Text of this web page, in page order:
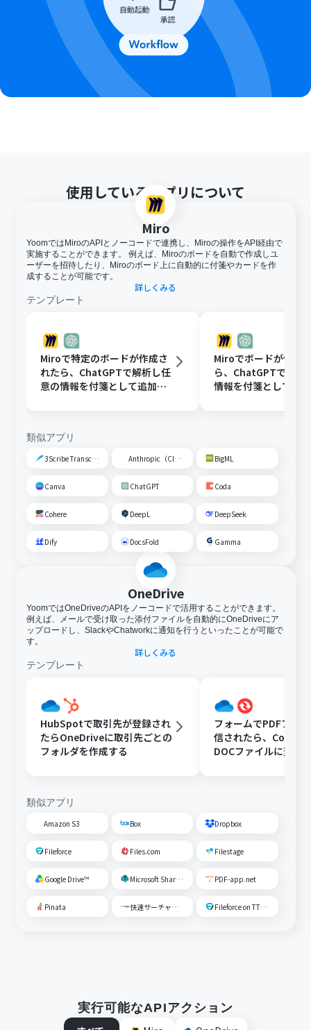
使用しているアプリについて
Miro
YoomではMiroのAPIとノーコードで連携し、Miroの操作をAPI経由で
実施することができます。 例えば、Miroのボードを自動で作成しユ
ーザーを招待したり、Miroのボード上に自動的に付箋やカードを作
成することが可能です。
詳しくみる
テンプレート
Miroで特定のボードが作成さ
れたら、ChatGPTで解析し任
意の情報を付箋として追加す
Miroでボードが作成
ら、ChatGPTで解析
情報を付箋として追
類似アプリ
3Scribe Transcription Anthropic（Claude） BigML
Canva ChatGPT Coda
Cohere DeepL DeepSeek
Dify DocsFold Gamma
OneDrive
YoomではOneDriveのAPIをノーコードで活用することができます。
例えば、メールで受け取った添付ファイルを自動的にOneDriveにア
ップロードし、SlackやChatworkに通知を行うといったことが可能で
す。
詳しくみる
テンプレート
HubSpotで取引先が登録され
たらOneDriveに取引先ごとの
フォルダを作成する
フォームでPDFファ
信されたら、
DOCファイルに変換
類似アプリ
Amazon S3 Box Dropbox
Fileforce Files.com Filestage
Google Drive™ Microsoft SharePoint PDF-app.net
Pinata 快速サーチャーGX Fileforce on TTS Cloud
実行可能なAPIアクション